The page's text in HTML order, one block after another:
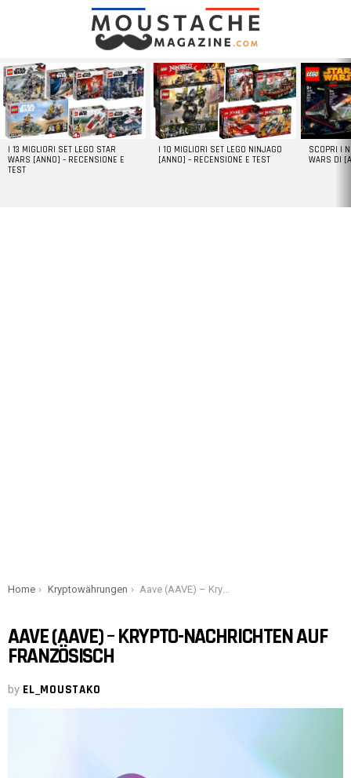
LATEST
STORIES
I 13 MIGLIORI SET LEGO STAR
WARS [ANNO] – RECENSIONE E
TEST
I 10 MIGLIORI SET LEGO NINJAGO
[ANNO] – RECENSIONE E TEST
SCOPRI I
WARS DI
You are here:
Home Kryptowährungen Aave (AAVE) – Krypto-Nachrichten auf Französisch
AAVE (AAVE) – KRYPTO-NACHRICHTEN AUF
FRANZÖSISCH
by EL_MOUSTAKO